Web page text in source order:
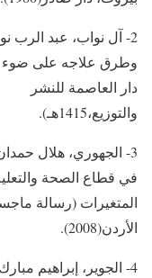
2- آل نواب، عبد الرب
وطرق علاجه على ضوء
دار العاصمة للنشر
والتوزيع،1415هـ).
3- الجهوري، هلال
في قطاع الصحة
المتغيرات (رسالة
الأردن(2008).
4- الجوير، إبراهيم